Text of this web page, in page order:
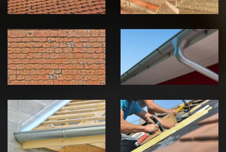
démoussage de
toiture 39
Jura
pose de
gouttière 39
Jura
Pose de
Chéneau 39
Jura
Réparation de
toiture 39
Jura